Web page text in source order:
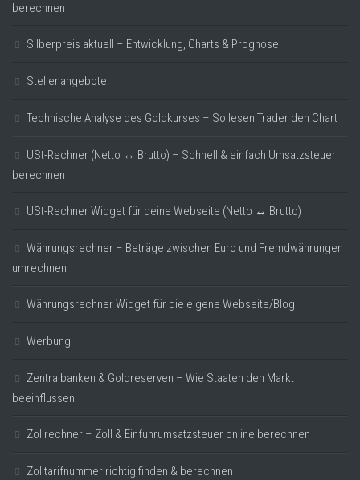
berechnen
Silberpreis aktuell – Entwicklung, Charts & Prognose
Stellenangebote
Technische Analyse des Goldkurses – So lesen Trader den Chart
USt-Rechner (Netto ↔ Brutto) – Schnell & einfach Umsatzsteuer
berechnen
USt-Rechner Widget für deine Webseite (Netto ↔ Brutto)
Währungsrechner – Beträge zwischen Euro und Fremdwährungen
umrechnen
Währungsrechner Widget für die eigene Webseite/Blog
Werbung
Zentralbanken & Goldreserven – Wie Staaten den Markt
beeinflussen
Zollrechner – Zoll & Einfuhrumsatzsteuer online berechnen
Zolltarifnummer richtig finden & berechnen